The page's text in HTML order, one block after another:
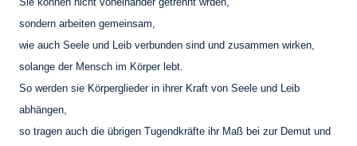
sondern arbeiten gemeinsam,
wie auch Seele und Leib verbunden sind und zusammen wirken,
solange der Mensch im Körper lebt.
So werden sie Körperglieder in ihrer Kraft von Seele und Leib
abhängen,
so tragen auch die übrigen Tugendkräfte ihr Maß bei zur Demut und